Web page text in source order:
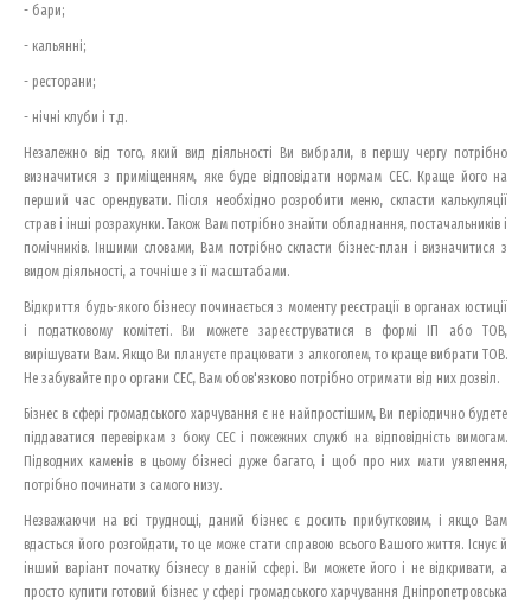
- бари;
- кальянні;
- ресторани;
- нічні клуби і т.д.
Незалежно від того, який вид діяльності Ви вибрали, в першу чергу потрібно
визначитися з приміщенням, яке буде відповідати нормам СЕС. Краще його на
перший час орендувати. Після необхідно розробити меню, скласти калькуляції
страв і інші розрахунки. Також Вам потрібно знайти обладнання, постачальників і
помічників. Іншими словами, Вам потрібно скласти бізнес-план і визначитися з
видом діяльності, а точніше з її масштабами.
Відкриття будь-якого бізнесу починається з моменту реєстрації в органах юстиції
і податковому комітеті. Ви можете зареєструватися в формі ІП або ТОВ,
вирішувати Вам. Якщо Ви плануєте працювати з алкоголем, то краще вибрати ТОВ.
Не забувайте про органи СЕС, Вам обов'язково потрібно отримати від них дозвіл.
Бізнес в сфері громадського харчування є не найпростішим, Ви періодично будете
піддаватися перевіркам з боку СЕС і пожежних служб на відповідність вимогам.
Підводних каменів в цьому бізнесі дуже багато, і щоб про них мати уявлення,
потрібно починати з самого низу.
Незважаючи на всі труднощі, даний бізнес є досить прибутковим, і якщо Вам
вдасться його розгойдати, то це може стати справою всього Вашого життя. Існує й
інший варіант початку бізнесу в даній сфері. Ви можете його і не відкривати, а
просто купити готовий бізнес у сфері громадського харчування Дніпропетровська